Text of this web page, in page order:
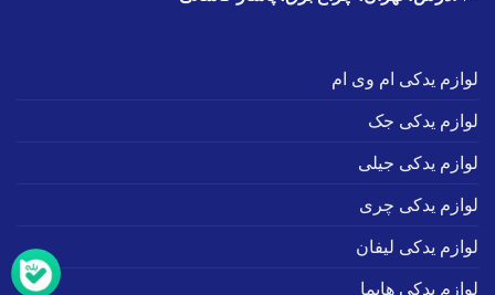
لوازم یدکی ام وی ام
لوازم یدکی جک
لوازم یدکی جیلی
لوازم یدکی چری
لوازم یدکی لیفان
لوازم یدکی هایما